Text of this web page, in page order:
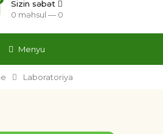
Sizin səbət
0 məhsul — 0
Menyu
Laboratoriya